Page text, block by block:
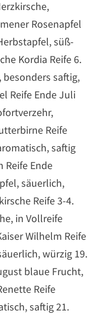
Rosenapfel
süß-
Kordia Reife 6.
saftig,
Reife Ende Juli
Reife
saftig
Reife Ende
säuerlich,
Reife 3-4.
in Vollreife
Wilhelm Reife
würzig 19.
blaue Frucht,
Reife
saftig 21.